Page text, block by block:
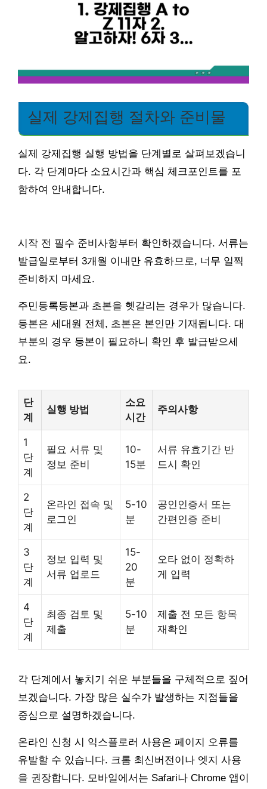
실제 강제집행 절차와 준비물
실제 강제집행 실행 방법을 단계별로 살펴보겠습니
다. 각 단계마다 소요시간과 핵심 체크포인트를 포
함하여 안내합니다.
시작 전 필수 준비사항부터 확인하겠습니다. 서류는
발급일로부터 3개월 이내만 유효하므로, 너무 일찍
준비하지 마세요.
주민등록등본과 초본을 헷갈리는 경우가 많습니다.
등본은 세대원 전체, 초본은 본인만 기재됩니다. 대
부분의 경우 등본이 필요하니 확인 후 발급받으세
요.
단
계
실행 방법
소요
시간
주의사항
1
단
계
필요 서류 및
정보 준비
10-
15분
서류 유효기간 반
드시 확인
2
단
계
온라인 접속 및
로그인
5-10
분
공인인증서 또는
간편인증 준비
3
단
계
정보 입력 및
서류 업로드
15-
20
분
오타 없이 정확하
게 입력
4
단
계
최종 검토 및
제출
5-10
분
제출 전 모든 항목
재확인
각 단계에서 놓치기 쉬운 부분들을 구체적으로 짚어
보겠습니다. 가장 많은 실수가 발생하는 지점들을
중심으로 설명하겠습니다.
온라인 신청 시 익스플로러 사용은 페이지 오류를
유발할 수 있습니다. 크롬 최신버전이나 엣지 사용
을 권장합니다. 모바일에서는 Safari나 Chrome 앱이